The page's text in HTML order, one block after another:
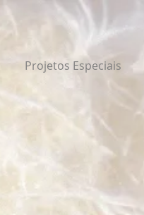
Projetos Especiais